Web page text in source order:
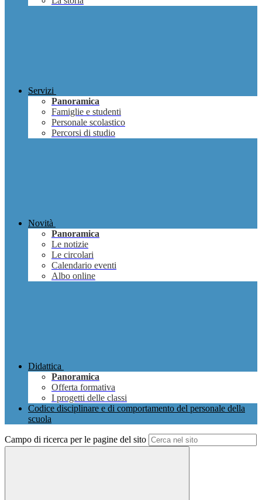
Servizi
Panoramica
Famiglie e studenti
Personale scolastico
Percorsi di studio
Novità
Panoramica
Le notizie
Le circolari
Calendario eventi
Albo online
Didattica
Panoramica
Offerta formativa
I progetti delle classi
Codice disciplinare e di comportamento del personale della
scuola
Campo di ricerca per le pagine del sito